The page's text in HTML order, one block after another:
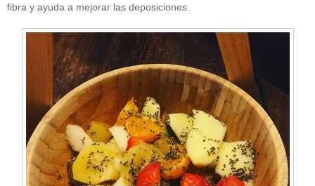
fibra y ayuda a mejorar las deposiciones.